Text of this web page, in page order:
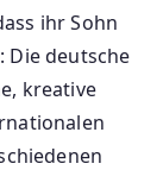
ihr Sohn
Die deutsche
kreative